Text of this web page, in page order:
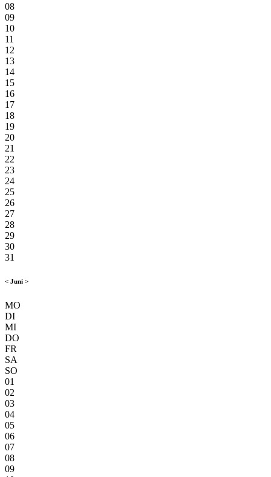
08
09
10
11
12
13
14
15
16
17
18
19
20
21
22
23
24
25
26
27
28
29
30
31
< Juni >
MO
DI
MI
DO
FR
SA
SO
01
02
03
04
05
06
07
08
09